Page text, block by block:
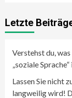
Letzte
Verstehst du,
„soziale
Lassen Sie nicht
langweilig wird!